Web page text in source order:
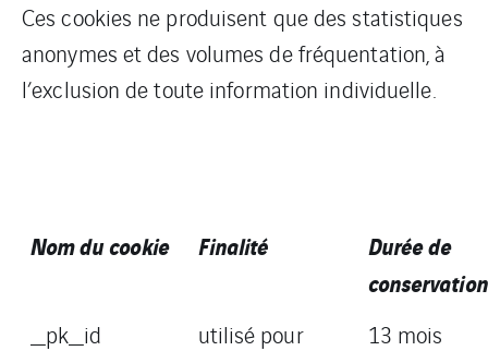
Ces cookies ne produisent que des statistiques
anonymes et des volumes de fréquentation, à
l’exclusion de toute information individuelle.
Nom du cookie Finalité
Durée de
conservation
_pk_id
utilisé pour
13 mois